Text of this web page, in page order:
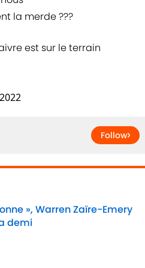
la merde ???
est sur le terrain
Follow
», Warren Zaïre-Emery
demi